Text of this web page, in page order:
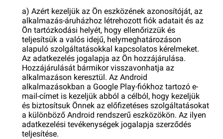
a) Azért kezeljük az Ön eszközének azonosítóját, az
alkalmazás-áruházhoz létrehozott fiók adatait és az
Ön tartózkodási helyét, hogy ellenőrizzük és
teljesítsük a valós idejű, helymeghatározáson
alapuló szolgáltatásokkal kapcsolatos kérelmeket.
Az adatkezelés jogalapja az Ön hozzájárulása.
Hozzájárulását bármikor visszavonhatja az
alkalmazáson keresztül. Az Android
alkalmazásokban a Google Play-fiókhoz tartozó e-
mail-címet is kezeljük abból a célból, hogy kezeljük
és biztosítsuk Önnek az előfizetéses szolgáltatásokat
a különböző Android rendszerű eszközökön. Az ilyen
adatkezelési tevékenységek jogalapja szerződés
teljesítése.